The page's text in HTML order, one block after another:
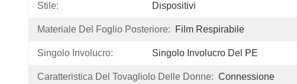
Stile: Dispositivi
Materiale Del Foglio Posteriore: Film Respirabile
Singolo Involucro: Singolo Involucro Del PE
Caratteristica Del Tovagliolo Delle Donne: Connessione